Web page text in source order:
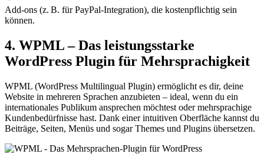
Add-ons (z. B. für PayPal-Integration), die kostenpflichtig sein
können.
4. WPML – Das leistungsstarke
WordPress Plugin für Mehrsprachigkeit
WPML (WordPress Multilingual Plugin) ermöglicht es dir, deine
Website in mehreren Sprachen anzubieten – ideal, wenn du ein
internationales Publikum ansprechen möchtest oder mehrsprachige
Kundenbedürfnisse hast. Dank einer intuitiven Oberfläche kannst du
Beiträge, Seiten, Menüs und sogar Themes und Plugins übersetzen.